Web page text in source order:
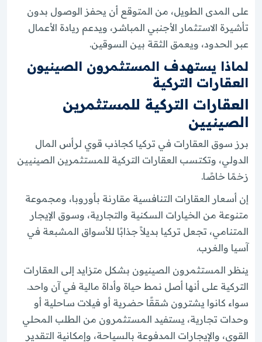
على المدى الطويل، من المتوقع أن يحفز الوصول بدون
تأشيرة الاستثمار الأجنبي المباشر، ويدعم ريادة الأعمال
عبر الحدود، ويعمق الثقة بين السوقين.
لماذا يستهدف المستثمرون الصينيون
العقارات التركية
العقارات التركية للمستثمرين
الصينيين
برز سوق العقارات في تركيا كجاذب قوي لرأس المال
الدولي، وتكتسب العقارات التركية للمستثمرين الصينيين
زخمًا خاصًا.
إن أسعار العقارات التنافسية مقارنة بأوروبا، ومجموعة
متنوعة من الخيارات السكنية والتجارية، وسوق الإيجار
المتنامي، تجعل تركيا بديلاً جذابًا للأسواق المشبعة في
آسيا والغرب.
ينظر المستثمرون الصينيون بشكل متزايد إلى العقارات
التركية على أنها أصل نمط حياة وأداة مالية في آن واحد.
سواء كانوا يشترون شققًا حضرية أو فيلات ساحلية أو
وحدات تجارية، يستفيد المستثمرون من الطلب المحلي
القوي، والإيجارات المدفوعة بالسياحة، وإمكانية التقدير